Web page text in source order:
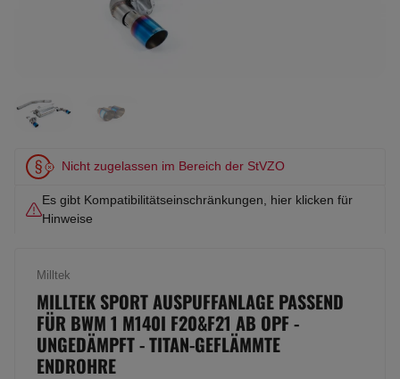
Nicht zugelassen im Bereich der StVZO
Es gibt Kompatibilitätseinschränkungen, hier klicken für
Hinweise
Milltek
MILLTEK SPORT AUSPUFFANLAGE PASSEND
FÜR BWM 1 M140I F20&F21 AB OPF -
UNGEDÄMPFT - TITAN-GEFLÄMMTE
ENDROHRE